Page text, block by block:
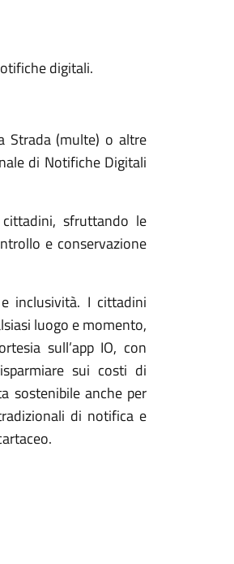
digitali.
Strada (multe) o altre
di Notifiche Digitali
sfruttando le
e conservazione
inclusività. I cittadini
luogo e momento,
sull’app IO, con
sui costi di
sostenibile anche per
di notifica e